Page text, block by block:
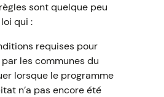
sont quelque peu
qui :
requises pour
les communes du
lorsque le programme
n’a pas encore été